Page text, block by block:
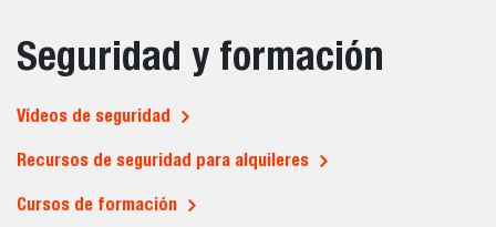
Seguridad y formación
Vídeos de seguridad
Recursos de seguridad para alquileres
Cursos de formación